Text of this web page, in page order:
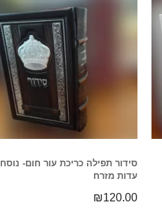
סידור תפילה כריכת עור חום- נוסח
עדות מזרח
₪120.00